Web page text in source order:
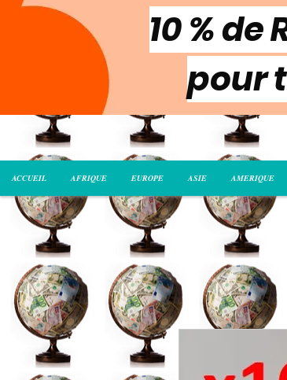
10 %
pour
ACCUEIL AFRIQUE EUROPE ASIE AMERIQUE